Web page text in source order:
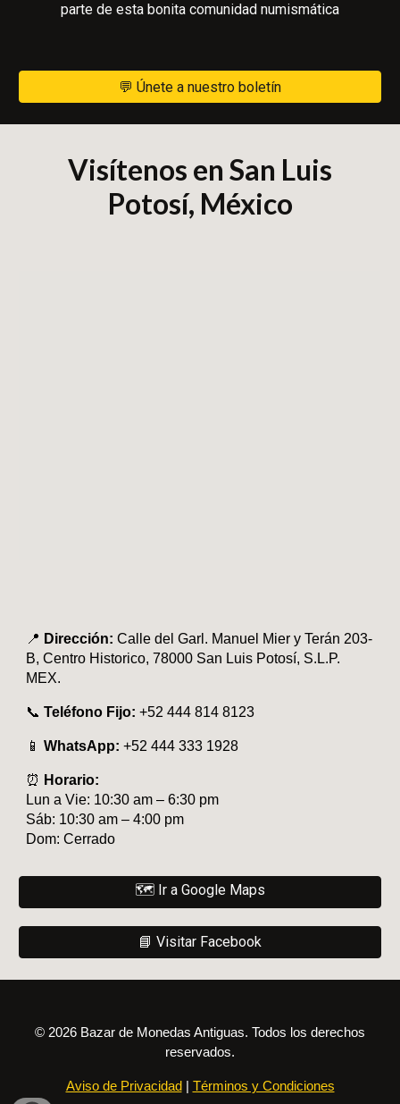
parte de esta bonita comunidad numismática
💬 Únete a nuestro boletín
Visítenos en San Luis
Potosí, México
📍 Dirección: Calle del Garl. Manuel Mier y Terán 203-
B, Centro Historico, 78000 San Luis Potosí, S.L.P.
MEX.
📞Teléfono Fijo: +52 444 814 8123
📱WhatsApp: +52 444 333 1928
⏰ Horario:
Lun a Vie: 10:30 am – 6:30 pm
Sáb: 10:30 am – 4:00 pm
Dom: Cerrado
🗺️ Ir a Google Maps
📘 Visitar Facebook
© 2026 Bazar de Monedas Antiguas. Todos los derechos
reservados.
Aviso de Privacidad Términos y Condiciones